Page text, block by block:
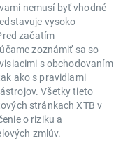
nemusí byť vhodné
vysoko
začatím
zoznámiť sa so
s obchodovaním
ako s pravidlami
Všetky tieto
stránkach XTB v
o riziku a
zmlúv.